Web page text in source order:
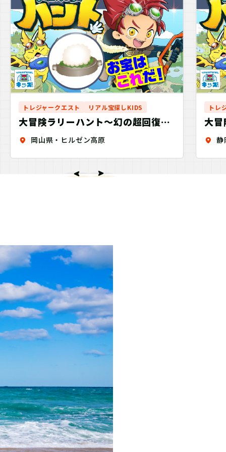
トレジャークエスト リアル宝探しKIDS
大冒険ラリーハント〜幻の超回復ジ
ンギスカンを探せ！〜
岡山県・ヒルゼン高原
トレ
大
ツ静